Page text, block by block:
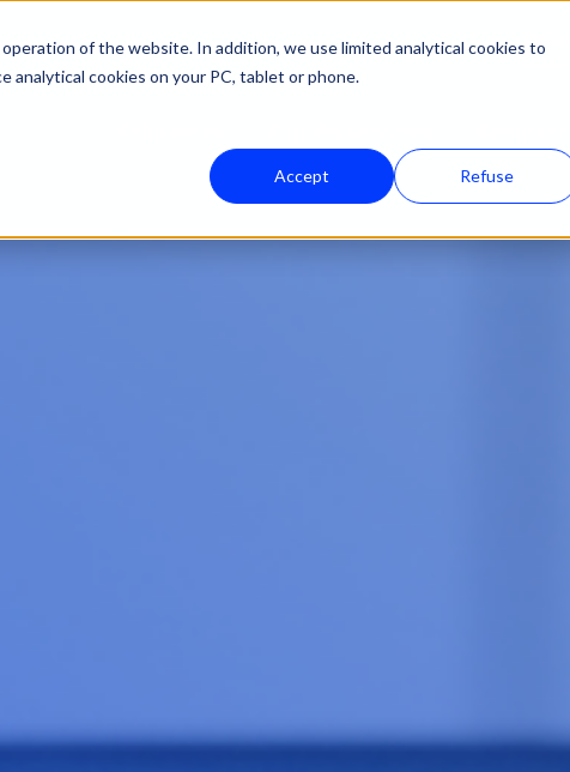
of the website. In addition, we use limited analytical cookies to
analytical cookies on your PC, tablet or phone.
Accept Refuse
Países